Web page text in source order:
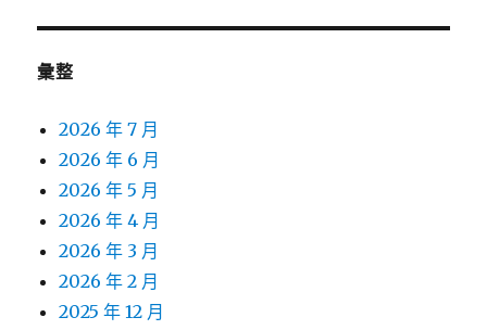
彙整
2026 年 7 月
2026 年 6 月
2026 年 5 月
2026 年 4 月
2026 年 3 月
2026 年 2 月
2025 年 12 月